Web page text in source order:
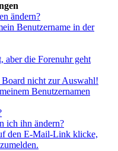
ändern?
Benutzername in der
aber die Forenuhr geht
Board nicht zur Auswahl!
Benutzernamen
ich ihn ändern?
den E-Mail-Link klicke,